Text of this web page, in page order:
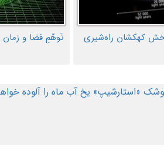
کهکشان راه‌شیری
تَوهّمِ فضا و زمان
«استارشیپ» یخ آب ماه را آلوده